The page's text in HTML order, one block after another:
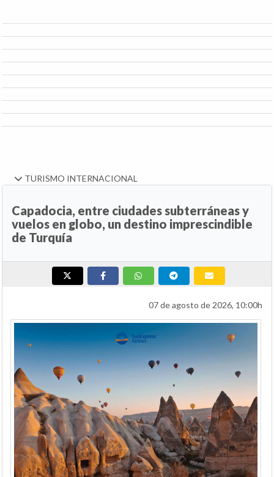
TURISMO INTERNACIONAL
Capadocia, entre ciudades subterráneas y
vuelos en globo, un destino imprescindible
de Turquía
07 de agosto de 2026, 10:00h